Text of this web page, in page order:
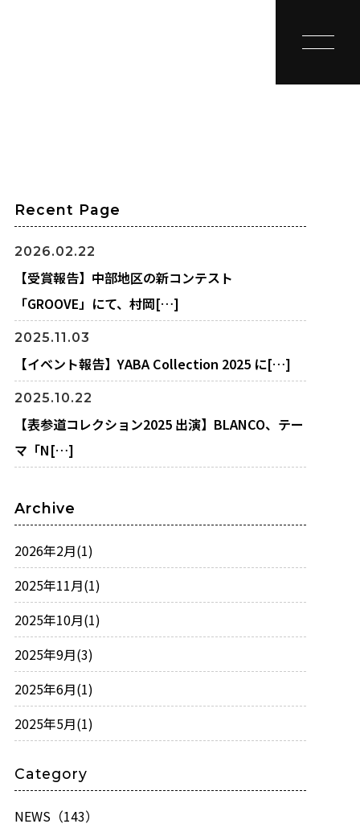
toggle
Recent Page
2026.02.22
【受賞報告】中部地区の新コンテスト
「GROOVE」にて、村岡[…]
2025.11.03
【イベント報告】YABA Collection 2025 に[…]
2025.10.22
【表参道コレクション2025 出演】BLANCO、テー
マ「N[…]
Archive
2026年2月(1)
2025年11月(1)
2025年10月(1)
2025年9月(3)
2025年6月(1)
2025年5月(1)
Category
NEWS（143）